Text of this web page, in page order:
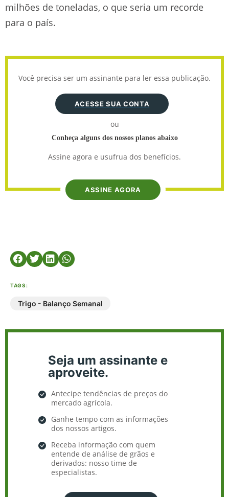
milhões de toneladas, o que seria um recorde
para o país.
Você precisa ser um assinante para ler essa publicação.
ACESSE SUA CONTA
ou
Conheça alguns dos nossos planos abaixo
Assine agora e usufrua dos benefícios.
ASSINE AGORA
TAGS:
Trigo - Balanço Semanal
Seja um assinante e
aproveite.
Antecipe tendências de preços do
mercado agrícola.
Ganhe tempo com as informações
dos nossos artigos.
Receba informação com quem
entende de análise de grãos e
derivados: nosso time de
especialistas.